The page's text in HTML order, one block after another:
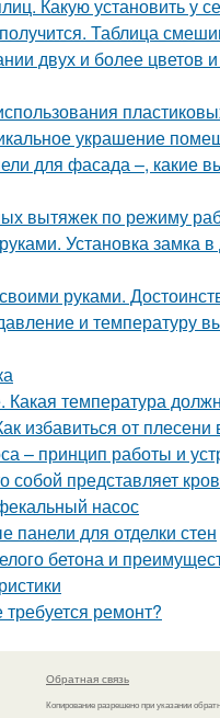
Какую установить у
Таблица
двух и более цветов
украшение
для фасада –, какие
вытяжек по режиму
Установка замка
руками.
и температуру
температура
избавиться от
– принцип работы и
представляет
насос
панели для отделки стен
бетона и
ремонт?
Обратная связь
Копирование разрешено при указании